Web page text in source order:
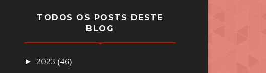
TODOS OS POSTS DESTE
BLOG
► 2023 (46)